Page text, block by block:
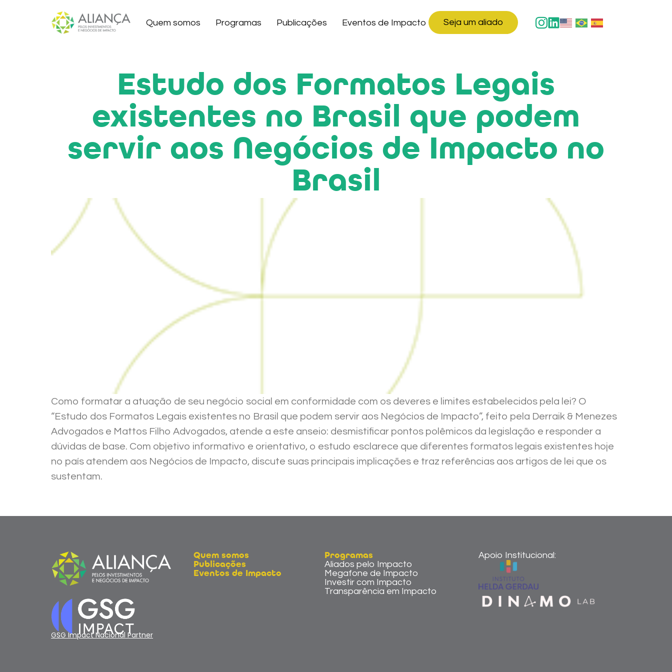
Quem somos Programas Publicações Eventos de Impacto Seja um aliado
Estudo dos Formatos Legais
existentes no Brasil que podem
servir aos Negócios de Impacto no
Brasil
Como formatar a atuação de seu negócio social em conformidade com os deveres e limites estabelecidos pela lei? O
“Estudo dos Formatos Legais existentes no Brasil que podem servir aos Negócios de Impacto”, feito pela Derraik & Menezes
Advogados e Mattos Filho Advogados, atende a este anseio: desmistificar pontos polêmicos da legislação e responder a
dúvidas de base. Com objetivo informativo e orientativo, o estudo esclarece que diferentes formatos legais existentes hoje
no país atendem aos Negócios de Impacto, discute suas principais implicações e traz referências aos artigos de lei que os
sustentam.
GSG Impact Nacional Partner
Quem somos
Publicações
Eventos de Impacto
Programas
Aliados pelo Impacto
Megafone de Impacto
Investir com Impacto
Transparência em Impacto
Apoio Institucional: